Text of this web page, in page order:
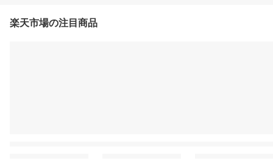
楽天市場の注目商品